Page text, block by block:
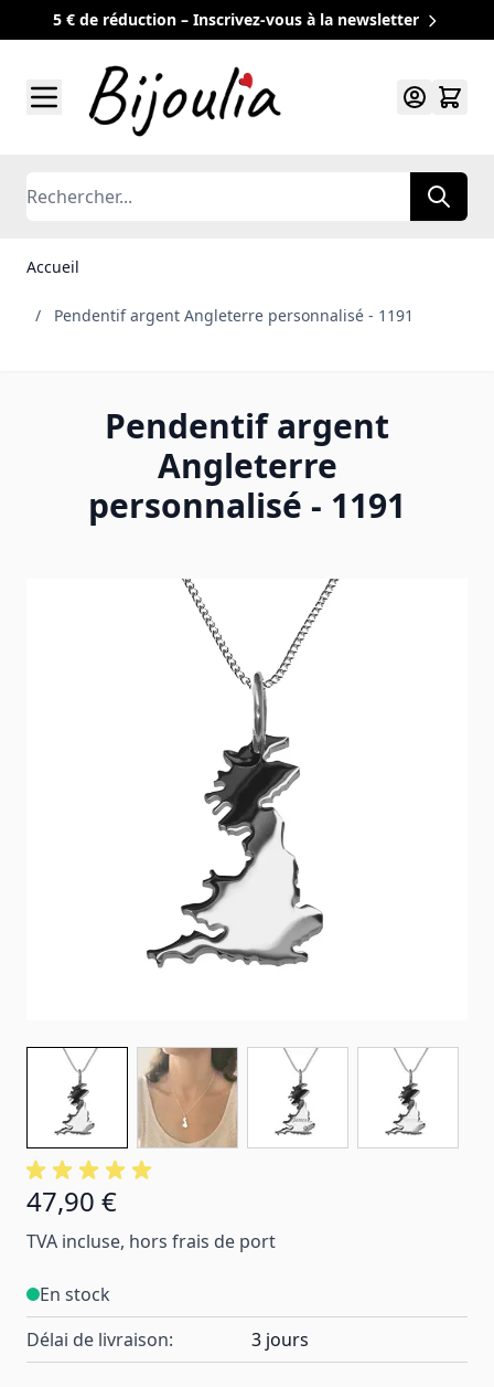
5 € de réduction – Inscrivez-vous à la newsletter
Rechercher
Accueil
/ Pendentif argent Angleterre personnalisé - 1191
Pendentif argent
Angleterre
personnalisé - 1191
47,90 €
TVA incluse, hors frais de port
En stock
Délai de livraison:
3 jours